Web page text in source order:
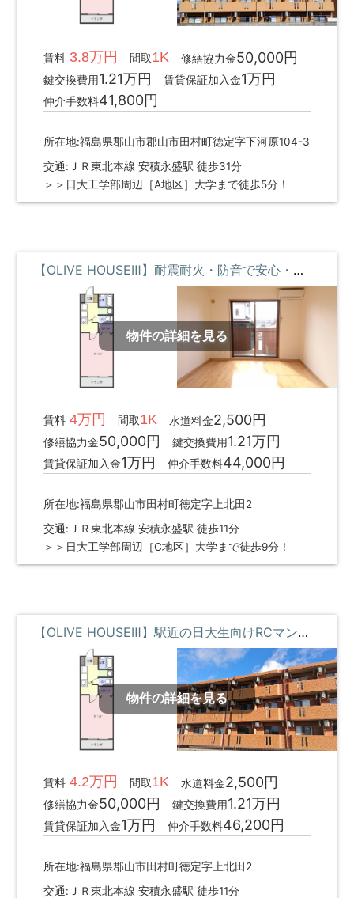
賃料3.8万円 間取1K 修繕協力金50,000円
鍵交換費用1.21万円 賃貸保証加入金1万円
仲介手数料41,800円
所在地:福島県郡山市郡山市田村町徳定字下河原104-3
交通:ＪＲ東北本線 安積永盛駅 徒歩31分
＞＞日大工学部周辺［A地区］大学まで徒歩5分！
【OLIVE HOUSEⅢ】耐震耐火・防音で安心・駅近のRCマンション **即入居募集中**
物件の詳細を見る
賃料4万円 間取1K 水道料金2,500円
修繕協力金50,000円 鍵交換費用1.21万円
賃貸保証加入金1万円 仲介手数料44,000円
所在地:福島県郡山市田村町徳定字上北田2
交通:ＪＲ東北本線 安積永盛駅 徒歩11分
＞＞日大工学部周辺［C地区］大学まで徒歩9分！
【OLIVE HOUSEⅢ】駅近の日大生向けRCマンション **即入居募集中**
物件の詳細を見る
賃料4.2万円 間取1K 水道料金2,500円
修繕協力金50,000円 鍵交換費用1.21万円
賃貸保証加入金1万円 仲介手数料46,200円
所在地:福島県郡山市田村町徳定字上北田2
交通:ＪＲ東北本線 安積永盛駅 徒歩11分